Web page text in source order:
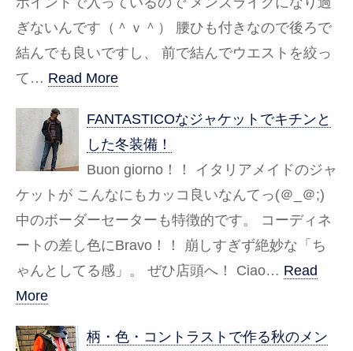
ぎないんです（＾ｖ＾） 腰ひも付きなので後ろで
結んでも良いですし、 前で結んでウエストを絞っ
て… Read More
FANTASTICOなジャケットでキチンと
した冬装備！
Buon giorno！！ イタリアメイドのジャ
ケットが こんなにもカッコ良いなんてっ(＠_＠;)
中のボーダーセーターも特徴的です。 コーディネ
ートの差し色にBravo！！ 崩しすぎず絶妙な「ち
ゃんとしてる感」。 ぜひ店頭へ！ Ciao… Read
More
柄・色・コントラストで作る秋のメン